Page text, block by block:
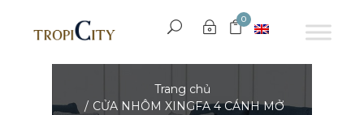
0
Trang chủ
CỬA NHÔM XINGFA 4 CÁNH MỞ